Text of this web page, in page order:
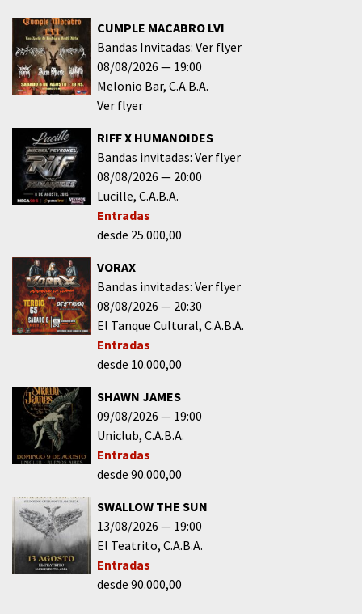
CUMPLE MACABRO LVI
Bandas Invitadas: Ver flyer
08/08/2026
19:00
Melonio Bar C.A.B.A.
Ver flyer
RIFF X HUMANOIDES
Bandas invitadas: Ver flyer
08/08/2026
20:00
Lucille C.A.B.A.
Entradas
desde 25.000,00
VORAX
Bandas invitadas: Ver flyer
08/08/2026
20:30
El Tanque Cultural C.A.B.A.
Entradas
desde 10.000,00
SHAWN JAMES
09/08/2026
19:00
Uniclub C.A.B.A.
Entradas
desde 90.000,00
SWALLOW THE SUN
13/08/2026
19:00
El Teatrito C.A.B.A.
Entradas
desde 90.000,00